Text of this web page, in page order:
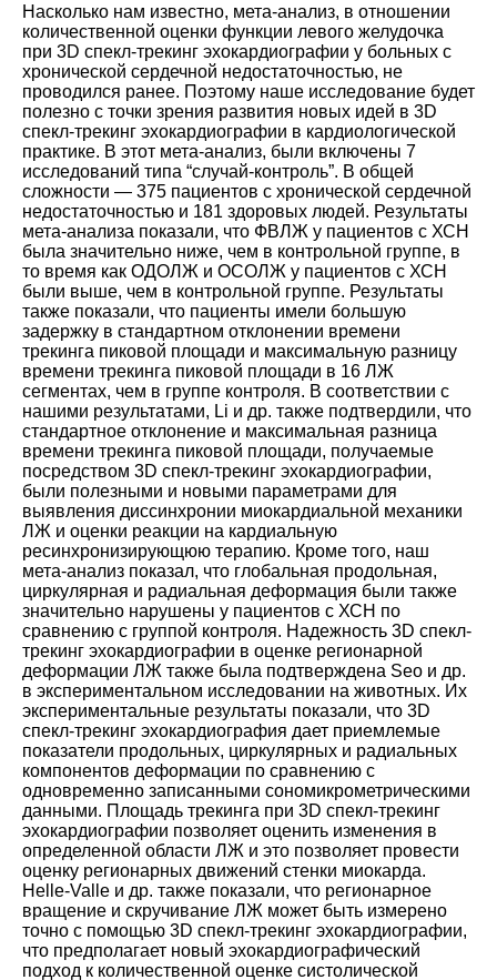
Насколько нам известно, мета-анализ, в отношении
количественной оценки функции левого желудочка
при 3D спекл-трекинг эхокардиографии у больных с
хронической сердечной недостаточностью, не
проводился ранее. Поэтому наше исследование будет
полезно с точки зрения развития новых идей в 3D
спекл-трекинг эхокардиографии в кардиологической
практике. В этот мета-анализ, были включены 7
исследований типа “случай-контроль”. В общей
сложности ― 375 пациентов с хронической сердечной
недостаточностью и 181 здоровых людей. Результаты
мета-анализа показали, что ФВЛЖ у пациентов с ХСН
была значительно ниже, чем в контрольной группе, в
то время как ОДОЛЖ и ОСОЛЖ у пациентов с ХСН
были выше, чем в контрольной группе. Результаты
также показали, что пациенты имели большую
задержку в стандартном отклонении времени
трекинга пиковой площади и максимальную разницу
времени трекинга пиковой площади в 16 ЛЖ
сегментах, чем в группе контроля. В соответствии с
нашими результатами, Li и др. также подтвердили, что
стандартное отклонение и максимальная разница
времени трекинга пиковой площади, получаемые
посредством 3D спекл-трекинг эхокардиографии,
были полезными и новыми параметрами для
выявления диссинхронии миокардиальной механики
ЛЖ и оценки реакции на кардиальную
ресинхронизирующюю терапию. Кроме того, наш
мета-анализ показал, что глобальная продольная,
циркулярная и радиальная деформация были также
значительно нарушены у пациентов с ХСН по
сравнению с группой контроля. Надежность 3D спекл-
трекинг эхокардиографии в оценке регионарной
деформации ЛЖ также была подтверждена Seo и др.
в экспериментальном исследовании на животных. Их
экспериментальные результаты показали, что 3D
спекл-трекинг эхокардиография дает приемлемые
показатели продольных, циркулярных и радиальных
компонентов деформации по сравнению с
одновременно записанными сономикрометрическими
данными. Площадь трекинга при 3D спекл-трекинг
эхокардиографии позволяет оценить изменения в
определенной области ЛЖ и это позволяет провести
оценку регионарных движений стенки миокарда.
Helle-Valle и др. также показали, что регионарное
вращение и скручивание ЛЖ может быть измерено
точно с помощью 3D спекл-трекинг эхокардиографии,
что предполагает новый эхокардиографический
подход к количественной оценке систолической